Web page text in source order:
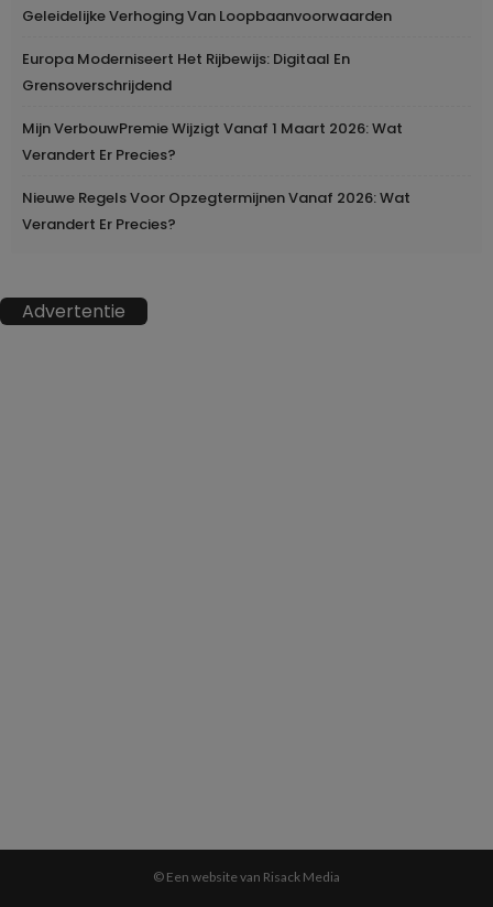
Geleidelijke Verhoging Van Loopbaanvoorwaarden
Europa Moderniseert Het Rijbewijs: Digitaal En
Grensoverschrijdend
Mijn VerbouwPremie Wijzigt Vanaf 1 Maart 2026: Wat
Verandert Er Precies?
Nieuwe Regels Voor Opzegtermijnen Vanaf 2026: Wat
Verandert Er Precies?
Advertentie
© Een website van Risack Media